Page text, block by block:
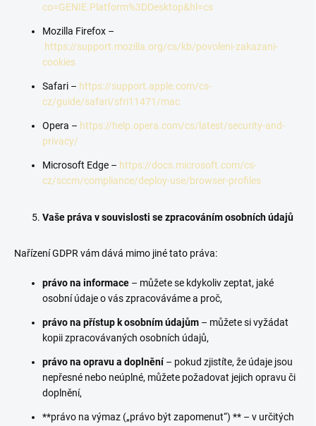
co=GENIE.Platform%3DDesktop&hl=cs
Mozilla Firefox –
https://support.mozilla.org/cs/kb/povoleni-zakazani-
cookies
Safari – https://support.apple.com/cs-
cz/guide/safari/sfri11471/mac
Opera – https://help.opera.com/cs/latest/security-and-
privacy/
Microsoft Edge – https://docs.microsoft.com/cs-
cz/sccm/compliance/deploy-use/browser-profiles
Vaše práva v souvislosti se zpracováním osobních údajů
Nařízení GDPR vám dává mimo jiné tato práva:
právo na informace – můžete se kdykoliv zeptat, jaké
osobní údaje o vás zpracováváme a proč,
právo na přístup k osobním údajům – můžete si vyžádat
kopii zpracovávaných osobních údajů,
právo na opravu a doplnění– pokud zjistíte, že údaje jsou
nepřesné nebo neúplné, můžete požadovat jejich opravu či
doplnění,
**právo na výmaz („právo být zapomenut“) ** – v určitých